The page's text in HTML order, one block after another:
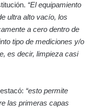
“El equipamiento
ultra alto vacío, los
a cero dentro de
tipo de mediciones y/o
es decir, limpieza casi
“esto permite
las primeras capas